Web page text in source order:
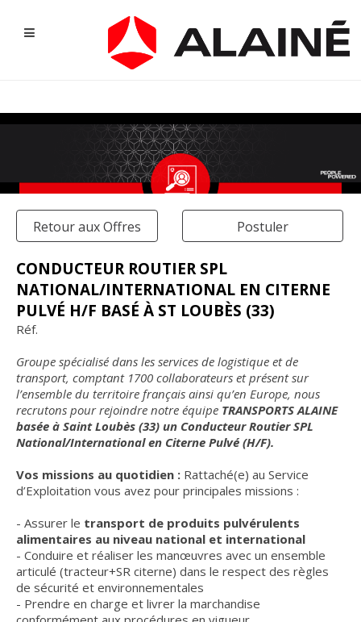
NOS OFFRES D'EMPLOI
Retour aux Offres Postuler
CONDUCTEUR ROUTIER SPL
NATIONAL/INTERNATIONAL EN CITERNE
PULVÉ H/F BASÉ À ST LOUBÈS (33)
Réf.
Groupe spécialisé dans les services de logistique et de
transport, comptant 1700 collaborateurs et présent sur
l’ensemble du territoire français ainsi qu’en Europe, nous
recrutons pour rejoindre notre équipe TRANSPORTS ALAINE
basée à Saint Loubès (33) un Conducteur Routier SPL
National/International en Citerne Pulvé (H/F).
Vos missions au quotidien : Rattaché(e) au Service
d’Exploitation vous avez pour principales missions :
- Assurer le transport de produits pulvérulents
alimentaires au niveau national et international
- Conduire et réaliser les manœuvres avec un ensemble
articulé (tracteur+SR citerne) dans le respect des règles
de sécurité et environnementales
- Prendre en charge et livrer la marchandise